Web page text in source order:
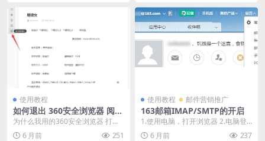
使用教程
如何退出 360安全浏览器 阅读
模式
为什么我用的360安全浏览器 打开
网页无法点击网站链接了？很可能
6 月前 251
使用教程 邮件营销推广
163邮箱IMAP/SMTP的开启
1.使用电脑，打开浏览器 2.电脑登
录 mail.163.com，点击设置>...
6 月前 237